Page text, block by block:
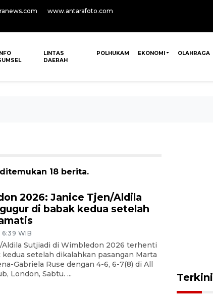
www.antarafoto.com
LINTAS
DAERAH
POLHUKAM EKONOMI OLAHRAGA
18 berita.
2026: Janice Tjen/Aldila
di babak kedua setelah
WIB
Aldila Sutjiadi di Wimbledon 2026 terhenti
kedua setelah dikalahkan pasangan Marta
Gabriela Ruse dengan 4-6, 6-7(8) di All
London, Sabtu. ...
Terkini